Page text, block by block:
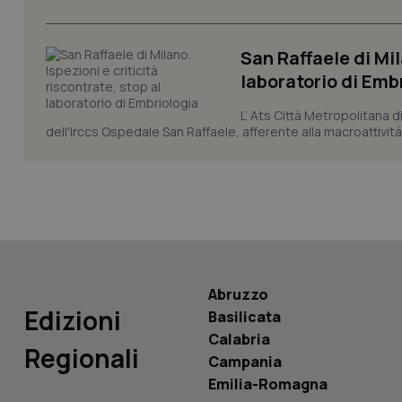
San Raffaele di
laboratorio di
L’ Ats Città Metropolitana
dell'Irccs Ospedale San Raffaele, afferente alla
Edizioni
Regionali
Abruzzo
Basilicata
Calabria
Campania
Emilia-Romagna
PHPSESSID